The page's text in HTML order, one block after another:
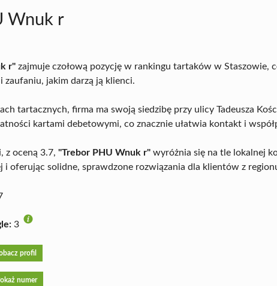
Wnuk r
r" zajmuje czołową pozycję w rankingu tartaków w Staszowie,
zaufaniu, jakim darzą ją klienci.
tartacznych, firma ma swoją siedzibę przy ulicy Tadeusza
kartami debetowymi, co znacznie ułatwia kontakt i
z oceną 3.7, "Trebor PHU Wnuk r" wyróżnia się na tle lokalnej
i oferując solidne, sprawdzone rozwiązania dla klientów z
3
profil
numer